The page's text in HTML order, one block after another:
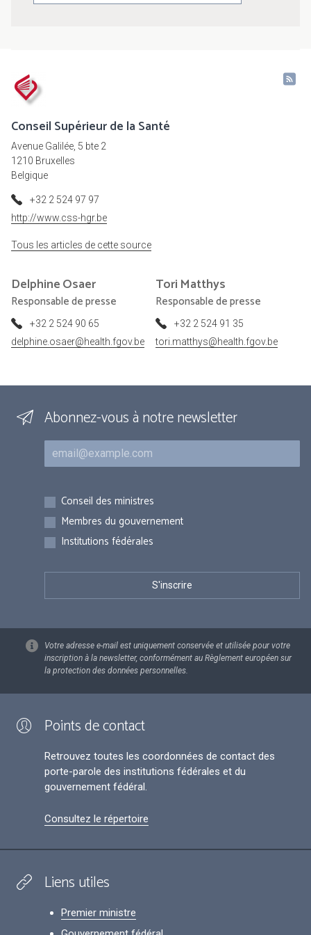
Conseil Supérieur de la Santé
Avenue Galilée, 5 bte 2
1210 Bruxelles
Belgique
+32 2 524 97 97
http://www.css-hgr.be
Tous les articles de cette source
DelphineOsaer
Responsable de presse
+32 2 524 90 65
delphine.osaer@health.fgov.be
Tori Matthys
Responsable de presse
+32 2 524 91 35
tori.matthys@health.fgov.be
Abonnez-vous à notre newsletter
Courriel
Inscriptions
Conseil des ministres
Membres du gouvernement
Institutions fédérales
Votre adresse e-mail est uniquement conservée et utilisée pour votre
inscription à la newsletter, conformément au Règlement européen sur
la protection des données personnelles.
Points de contact
Retrouvez toutes les coordonnées de contact des
porte-parole des institutions fédérales et du
gouvernement fédéral.
Consultez le répertoire
Liens utiles
Premier ministre